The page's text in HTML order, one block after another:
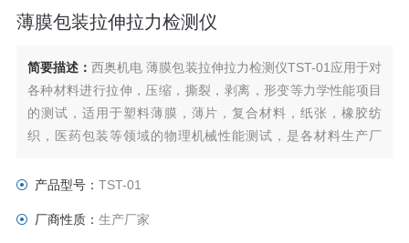
薄膜包装拉伸拉力检测仪
简要描述：西奥机电 薄膜包装拉伸拉力检测仪TST-01应用于对
各种材料进行拉伸，压缩，撕裂，剥离，形变等力学性能项目
的测试，适用于塑料薄膜，薄片，复合材料，纸张，橡胶纺
织，医药包装等领域的物理机械性能测试，是各材料生产厂
产品型号： TST-01
厂商性质： 生产厂家